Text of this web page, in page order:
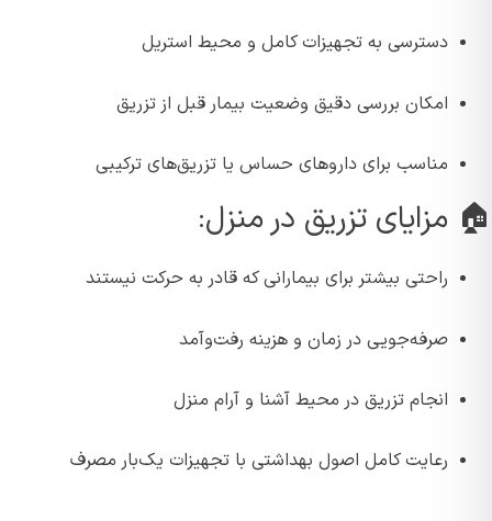
دسترسی به تجهیزات کامل و محیط استریل
امکان بررسی دقیق وضعیت بیمار قبل از تزریق
مناسب برای داروهای حساس یا تزریق‌های ترکیبی
تزریق در منزل:
راحتی بیشتر برای بیمارانی که قادر به حرکت نیستند
صرفه‌جویی در زمان و هزینه رفت‌و‌آمد
انجام تزریق در محیط آشنا و آرام منزل
رعایت کامل اصول بهداشتی با تجهیزات یک‌بار مصرف